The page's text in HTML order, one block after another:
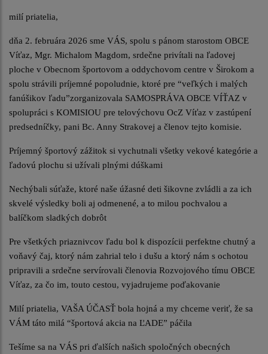
milí priatelia,
dňa 2. februára 2026 sme VÁS, spolu s pánom starostom OBCE
Víťaz, Mgr. Michalom Magdom, srdečne privítali na ľadovej
ploche v Obecnom športovom a oddychovom centre v Širokom a
spolu strávili príjemné popoludnie, ktoré pre “veľkých i malých
fanúšikov ľadu”zorganizovala SAMOSPRÁVA OBCE VÍŤAZ v
spolupráci s KOMISIOU pre telovýchovu OcZ Víťaz v zastúpení
predsedníčky, pani Bc. Anny Strakovej a členov tejto komisie.
Príjemný športový zážitok si vychutnali všetky vekové kategórie a
ľadovú plochu si užívali plnými dúškami
Nechýbali súťaže, ktoré naše úžasné deti šikovne zvládli a za ich
skvelé výsledky boli aj odmenené, a to milou pochvalou a
balíčkom sladkých dobrôt
Pre všetkých priaznivcov ľadu bol k dispozícii perfektne chutný a
voňavý čaj, ktorý nám zahrial telo i dušu a ktorý nám s ochotou
pripravili a srdečne servírovali členovia Rozvojového tímu OBCE
Víťaz, za čo im, touto cestou, vyjadrujeme poďakovanie
Milí priatelia, VAŠA ÚČASŤ bola hojná a my chceme veriť, že sa
VÁM táto milá “športová akcia na ĽADE” páčila
Tešíme sa na VÁS pri ďalších našich spoločných obecných